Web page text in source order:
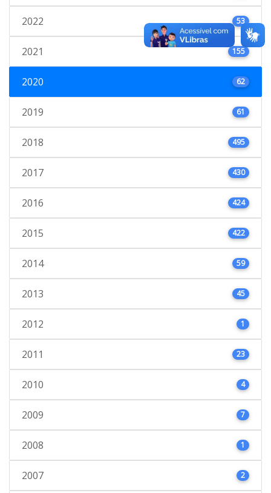
2022 53
2021 155
2020 62
2019 61
2018 495
2017 430
2016 424
2015 422
2014 59
2013 45
2012 1
2011 23
2010 4
2009 7
2008 1
2007 2